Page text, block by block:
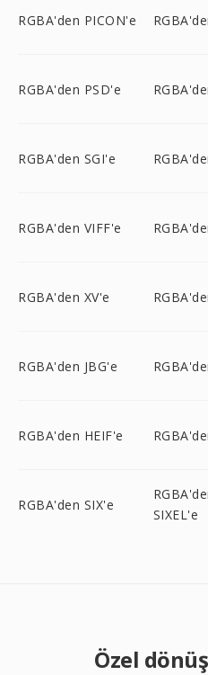
RGBA'den PICON'e
RGBA'den PSD'e
RGBA'den SGI'e
RGBA'den VIFF'e
RGBA'den XV'e
RGBA'den JBG'e
RGBA'den HEIF'e
RGBA'den SIX'e
SIXEL'e
Özel